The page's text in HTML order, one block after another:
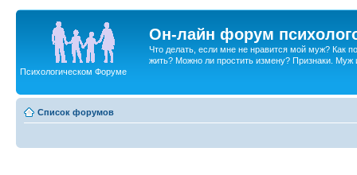
Он-лайн форум
Что делать, если мне не нравится мой муж? Как
жить? Можно ли простить измену? Признаки. Муж
Психологическом Форуме
Список форумов